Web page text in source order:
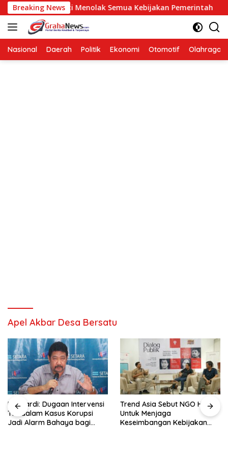
Langsung
ke
konten
Breaking News
Berarti Menolak Semua Kebijakan Pemerintah
Nasional Daerah Politik Ekonomi Otomotif Olahraga
Apel Akbar Desa Bersatu
Hendardi: Dugaan Intervensi
TNI dalam Kasus Korupsi
Jadi Alarm Bahaya bagi
Trend Asia Sebut NGO Hadir
Untuk Menjaga
Keseimbangan Kebijakan